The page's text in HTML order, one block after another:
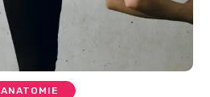
ANATOMIE